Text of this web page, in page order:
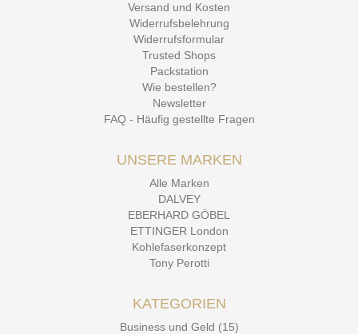
Versand und Kosten
Widerrufsbelehrung
Widerrufsformular
Trusted Shops
Packstation
Wie bestellen?
Newsletter
FAQ - Häufig gestellte Fragen
UNSERE MARKEN
Alle Marken
DALVEY
EBERHARD GÖBEL
ETTINGER London
Kohlefaserkonzept
Tony Perotti
KATEGORIEN
Business und Geld (15)